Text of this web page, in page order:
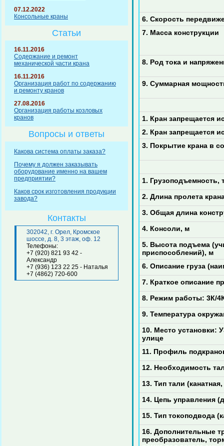
07.12.2022
Консольные краны
Статьи
16.11.2016
Содержание и ремонт
механической части крана
16.11.2016
Организация работ по содержанию
и ремонту кранов
27.08.2016
Организация работы козловых
кранов
Вопросы и ответы
Какова система оплаты заказа?
Почему я должен заказывать
оборудование именно на вашем
предприятии?
Каков срок изготовления продукции
завода?
Контакты
302042, г. Орел, Кромское
шоссе, д. 8, 3 этаж, оф. 12
Телефоны:
+7 (920) 821 93 42 -
Александр
+7 (936) 123 22 25 - Наталья
+7 (4862) 720-600
6. Скорость
7. Масса конструкции
8. Род тока и
9. Суммарная
1. Кран запрещается
2. Кран запрещается
3. Покрытие крана в
1. Грузоподъемность,
2. Длина пролета
3. Общая длина
4. Консоли, м
5. Высота подъема
приспособлений), м
6. Описание груза
7. Краткое описание
8. Режим работы: 3К/
9. Температура
10. Место установки:
улице
11. Профиль
12. Необходимость
13. Тип тали
14. Цепь управления
15. Тип токоподвода
16. Дополнительные
преобразователь,